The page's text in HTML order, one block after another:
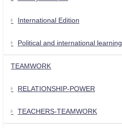
International Edition
Political and international learning
TEAMWORK
RELATIONSHIP-POWER
TEACHERS-TEAMWORK